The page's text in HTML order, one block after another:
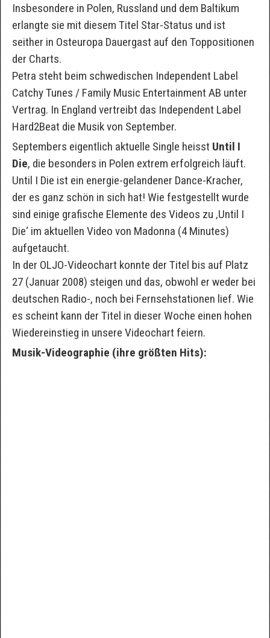
Insbesondere in Polen, Russland und dem Baltikum
erlangte sie mit diesem Titel Star-Status und ist
seither in Osteuropa Dauergast auf den Toppositionen
der Charts.
Petra steht beim schwedischen Independent Label
Catchy Tunes / Family Music Entertainment AB unter
Vertrag. In England vertreibt das Independent Label
Hard2Beat die Musik von September.
Septembers eigentlich aktuelle Single heisst Until I
Die, die besonders in Polen extrem erfolgreich läuft.
Until I Die ist ein energie-gelandener Dance-Kracher,
der es ganz schön in sich hat! Wie festgestellt wurde
sind einige grafische Elemente des Videos zu ‚Until I
Die‘ im aktuellen Video von Madonna (4 Minutes)
aufgetaucht.
In der OLJO-Videochart konnte der Titel bis auf Platz
27 (Januar 2008) steigen und das, obwohl er weder bei
deutschen Radio-, noch bei Fernsehstationen lief. Wie
es scheint kann der Titel in dieser Woche einen hohen
Wiedereinstieg in unsere Videochart feiern.
Musik-Videographie (ihre größten Hits):